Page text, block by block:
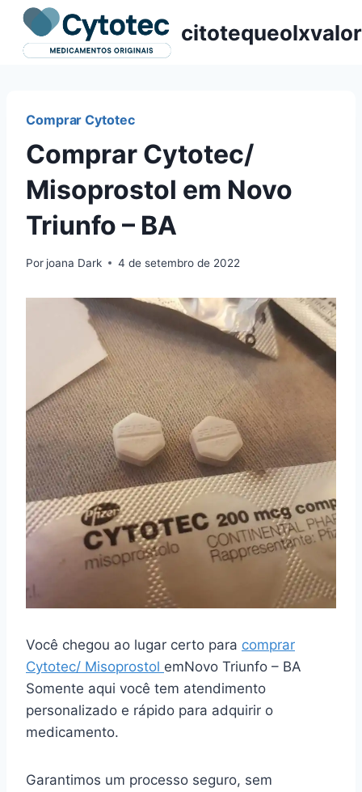
Pular
para
citotequeolxvalor
Comprar Cytotec
Comprar Cytotec/
Misoprostol em Novo
Triunfo – BA
Por joana Dark 4 de setembro de 2022
Você chegou ao lugar certo para comprar
Cytotec/ Misoprostol emNovo Triunfo – BA
Somente aqui você tem atendimento
personalizado e rápido para adquirir o
medicamento.
Garantimos um processo seguro, sem